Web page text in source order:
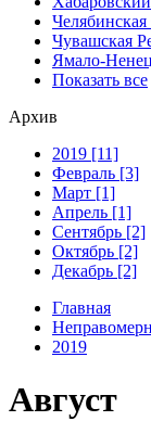
Чувашская
Ямало-
Показать все
Архив
2019 [11]
Февраль [3]
Март [1]
Апрель [1]
Сентябрь [2]
Октябрь [2]
Декабрь [2]
Главная
2019
Август